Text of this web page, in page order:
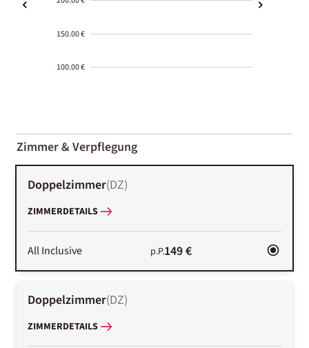
150.00 €
100.00 €
01-02
Zimmer & Verpflegung
Doppelzimmer(DZ)
ZIMMERDETAILS
All Inclusive p.P.149 €
Doppelzimmer(DZ)
ZIMMERDETAILS